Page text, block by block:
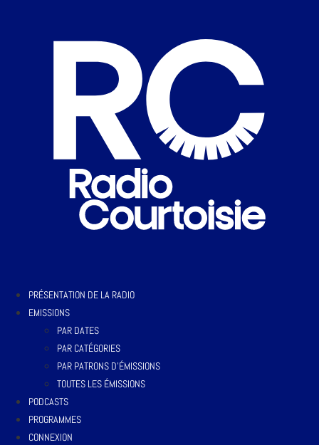
PRÉSENTATION DE LA RADIO
EMISSIONS
PAR DATES
PAR CATÉGORIES
PAR PATRONS D’ÉMISSIONS
TOUTES LES ÉMISSIONS
PODCASTS
PROGRAMMES
CONNEXION